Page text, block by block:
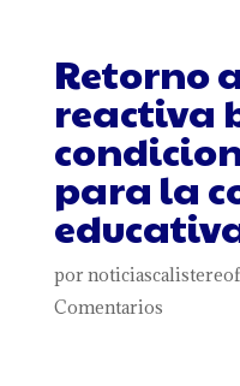
Retorno
reactiva
para la
por
Comentarios